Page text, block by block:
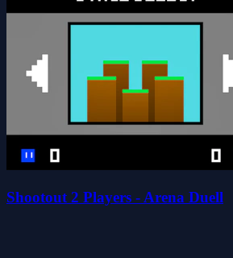
Shootout 2 Players - Arena Duell